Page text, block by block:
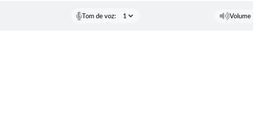
Tom de voz: Volume